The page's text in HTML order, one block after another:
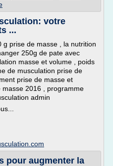
votre
...
prise de masse , la nutrition
250g de pate avec
masse et volume , poids
de musculation prise de
prise de masse et
2016 , programme
admin
pour augmenter la